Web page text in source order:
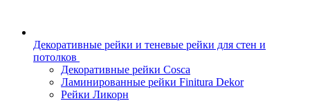
Декоративные рейки и теневые рейки для стен и
потолков
Декоративные рейки Cosca
Ламинированные рейки Finitura Dekor
Рейки Ликорн